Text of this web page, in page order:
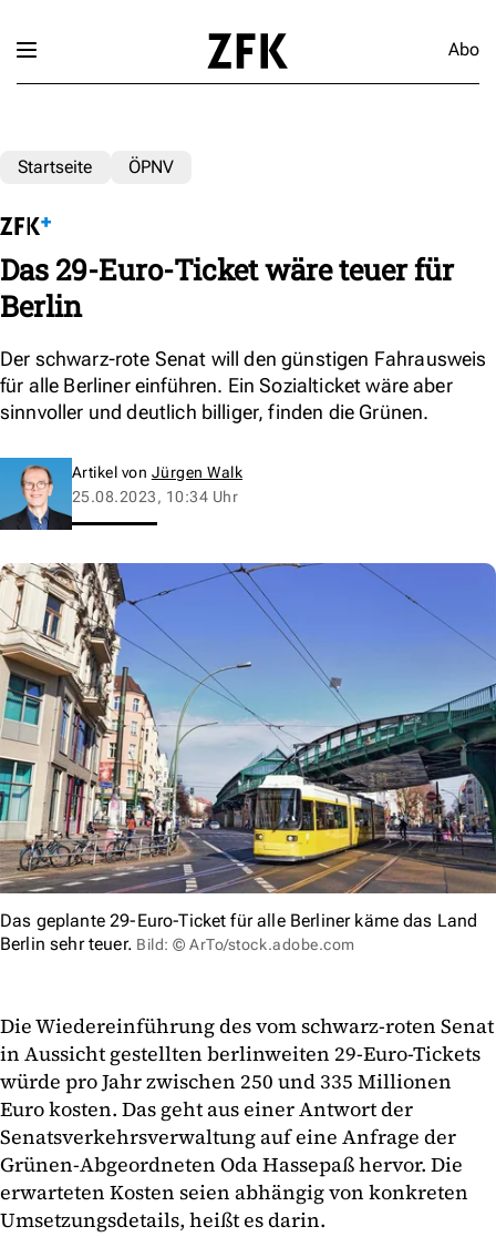
Abo
Startseite ÖPNV
Das 29-Euro-Ticket wäre teuer für
Berlin
Der schwarz-rote Senat will den günstigen Fahrausweis
für alle Berliner einführen. Ein Sozialticket wäre aber
sinnvoller und deutlich billiger, finden die Grünen.
Artikel von Jürgen Walk
25.08.2023, 10:34 Uhr
Das geplante 29-Euro-Ticket für alle Berliner käme das Land
Berlin sehr teuer. Bild: © ArTo/stock.adobe.com
Die Wiedereinführung des vom schwarz-roten Senat
in Aussicht gestellten berlinweiten 29-Euro-Tickets
würde pro Jahr zwischen 250 und 335 Millionen
Euro kosten. Das geht aus einer Antwort der
Senatsverkehrsverwaltung auf eine Anfrage der
Grünen-Abgeordneten Oda Hassepaß hervor. Die
erwarteten Kosten seien abhängig von konkreten
Umsetzungsdetails, heißt es darin.